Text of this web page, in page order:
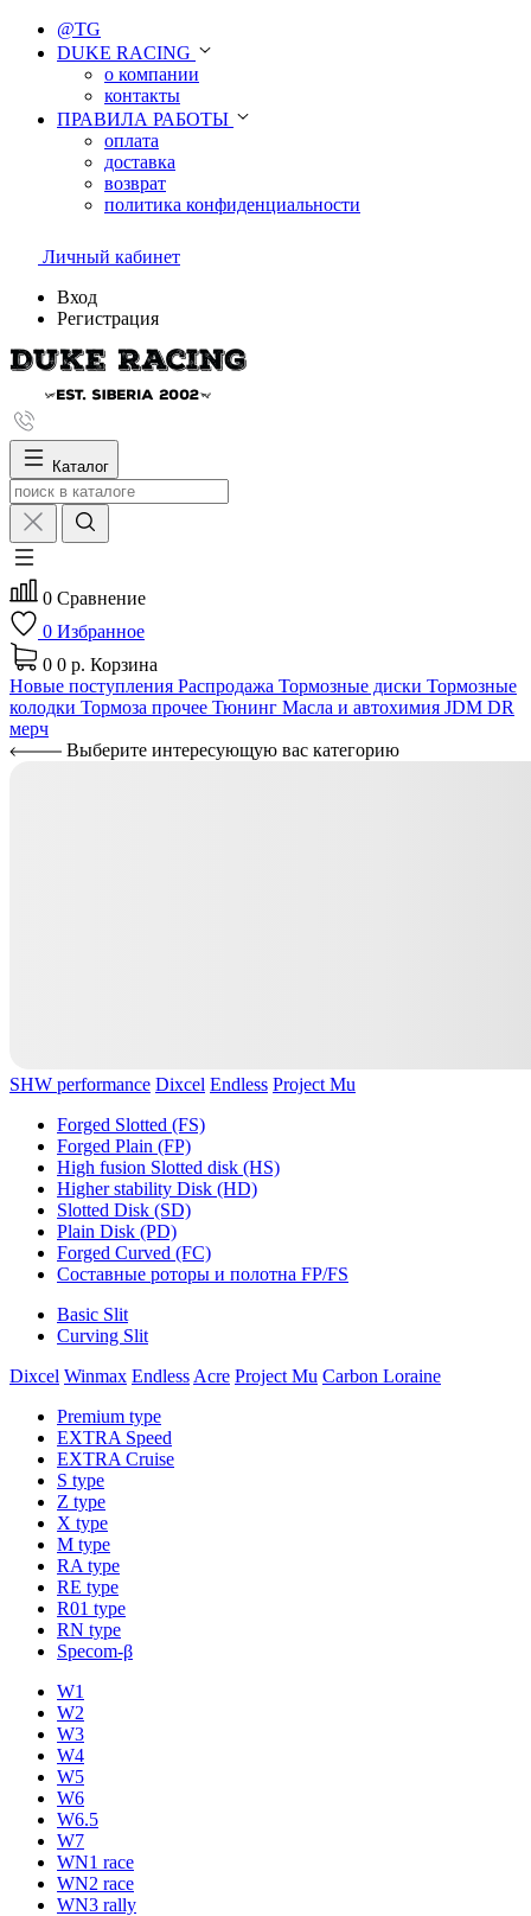
@TG
DUKE RACING
о компании
контакты
ПРАВИЛА РАБОТЫ
оплата
доставка
возврат
политика конфиденциальности
Личный кабинет
Вход
Регистрация
Каталог
0 Сравнение
0 Избранное
0 0 р. Корзина
Новые поступления Распродажа Тормозные диски Тормозные
колодки Тормоза прочее Тюнинг Масла и автохимия JDM DR
мерч
Выберите интересующую вас категорию
SHW performance Dixcel Endless Project Mu
Forged Slotted (FS)
Forged Plain (FP)
High fusion Slotted disk (HS)
Higher stability Disk (HD)
Slotted Disk (SD)
Plain Disk (PD)
Forged Curved (FC)
Составные роторы и полотна FP/FS
Basic Slit
Curving Slit
Dixcel Winmax Endless Acre Project Mu Carbon Loraine
Premium type
EXTRA Speed
EXTRA Cruise
S type
Z type
X type
M type
RA type
RE type
R01 type
RN type
Specom-β
W1
W2
W3
W4
W5
W6
W6.5
W7
WN1 race
WN2 race
WN3 rally